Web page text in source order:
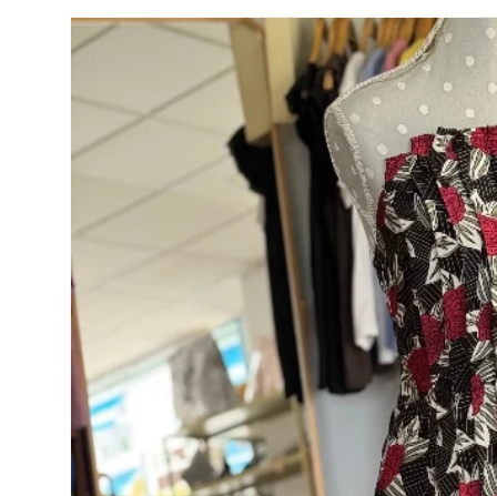
directamente
a la
del producto